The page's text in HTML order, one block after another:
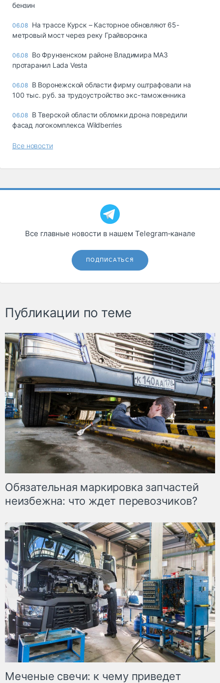
бензин
06.08 На трассе Курск – Касторное обновляют 65-
метровый мост через реку Грайворонка
06.08 Во Фрунзенском районе Владимира МАЗ
протаранил Lada Vesta
06.08 В Воронежской области фирму оштрафовали на
100 тыс. руб. за трудоустройство экс-таможенника
06.08 В Тверской области обломки дрона повредили
фасад логокомплекса Wildberries
Все новости
Все главные новости в нашем Telegram‑канале
ПОДПИСАТЬСЯ
Публикации по теме
Обязательная маркировка запчастей
неизбежна: что ждет перевозчиков?
Меченые свечи: к чему приведет